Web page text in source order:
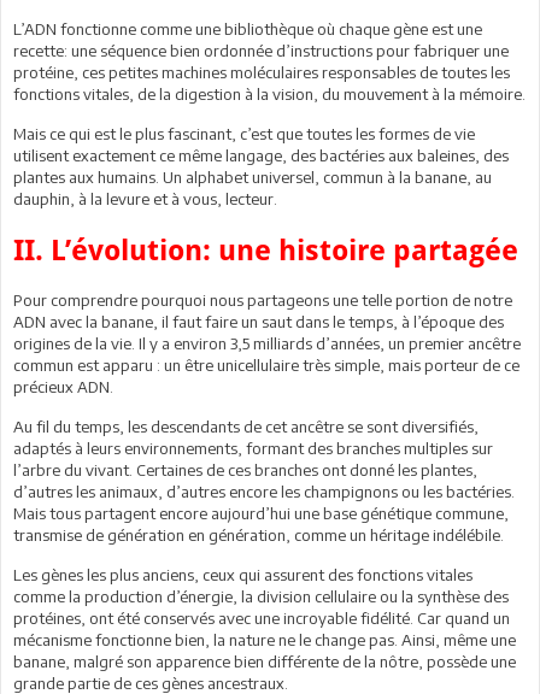
L’ADN fonctionne comme une bibliothèque où chaque gène est une
recette: une séquence bien ordonnée d’instructions pour fabriquer une
protéine, ces petites machines moléculaires responsables de toutes les
fonctions vitales, de la digestion à la vision, du mouvement à la mémoire.
Mais ce qui est le plus fascinant, c’est que toutes les formes de vie
utilisent exactement ce même langage, des bactéries aux baleines, des
plantes aux humains. Un alphabet universel, commun à la banane, au
dauphin, à la levure et à vous, lecteur.
II. L’évolution: une histoire partagée
Pour comprendre pourquoi nous partageons une telle portion de notre
ADN avec la banane, il faut faire un saut dans le temps, à l’époque des
origines de la vie. Il y a environ 3,5 milliards d’années, un premier ancêtre
commun est apparu : un être unicellulaire très simple, mais porteur de ce
précieux ADN.
Au fil du temps, les descendants de cet ancêtre se sont diversifiés,
adaptés à leurs environnements, formant des branches multiples sur
l’arbre du vivant. Certaines de ces branches ont donné les plantes,
d’autres les animaux, d’autres encore les champignons ou les bactéries.
Mais tous partagent encore aujourd’hui une base génétique commune,
transmise de génération en génération, comme un héritage indélébile.
Les gènes les plus anciens, ceux qui assurent des fonctions vitales
comme la production d’énergie, la division cellulaire ou la synthèse des
protéines, ont été conservés avec une incroyable fidélité. Car quand un
mécanisme fonctionne bien, la nature ne le change pas. Ainsi, même une
banane, malgré son apparence bien différente de la nôtre, possède une
grande partie de ces gènes ancestraux.